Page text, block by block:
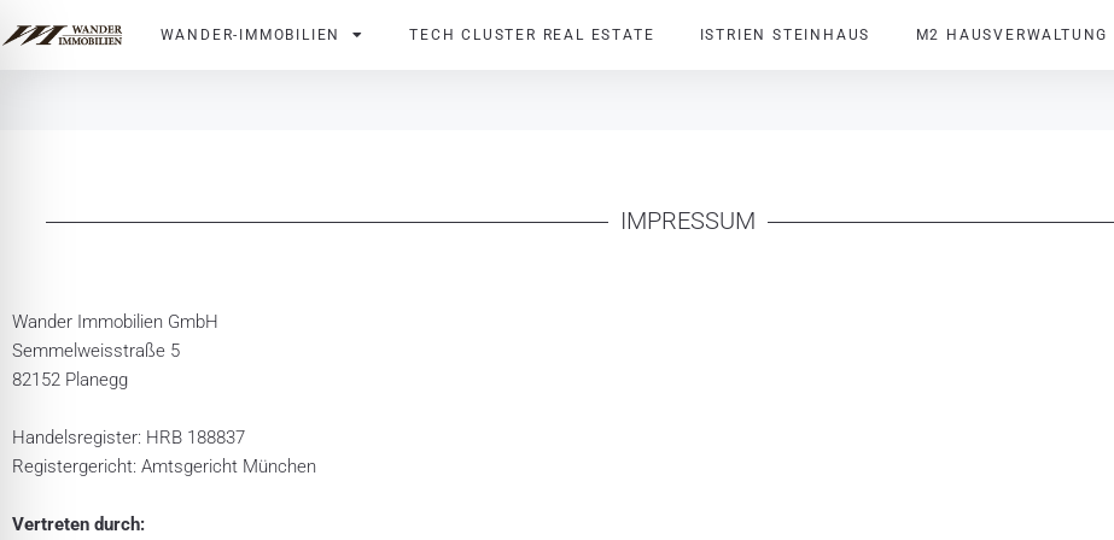
Inhalt
WANDER-IMMOBILIEN TECH CLUSTER REAL ESTATE ISTRIEN STEINHAUS M2 HAUSVERWALTUNG
IMPRESSUM
Wander Immobilien GmbH
Semmelweisstraße 5
82152 Planegg
Handelsregister: HRB 188837
Registergericht: Amtsgericht München
Vertreten durch: